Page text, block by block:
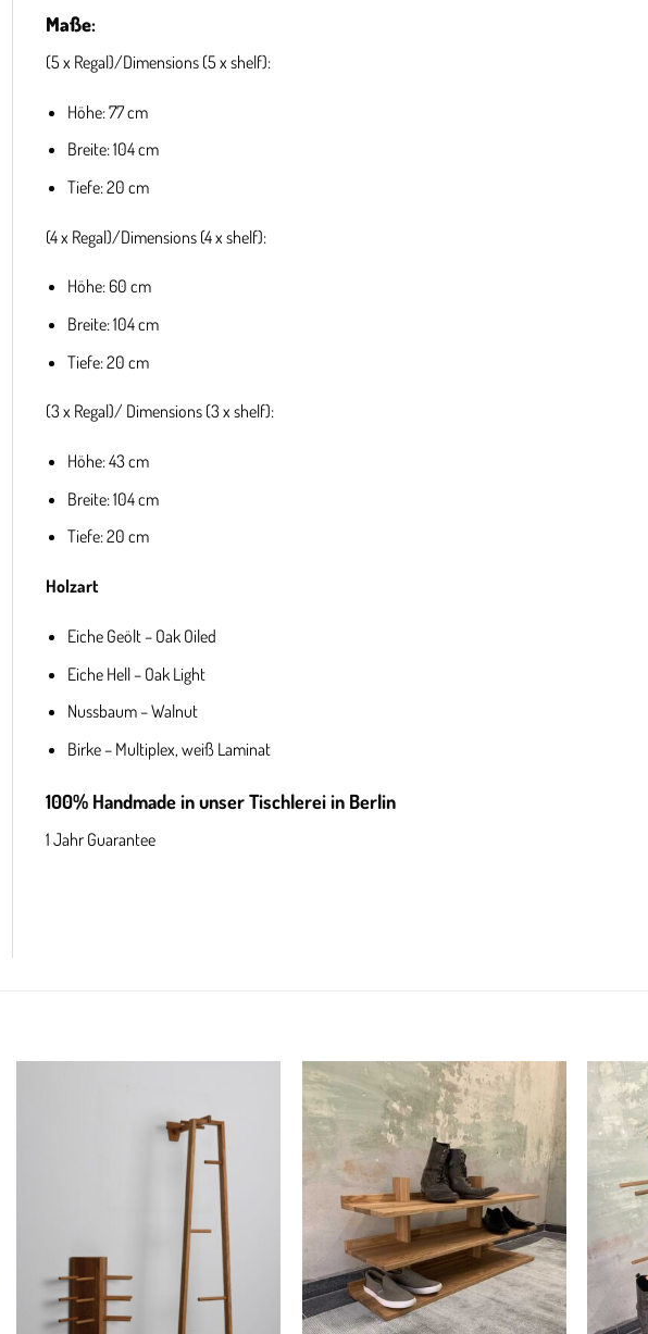
Maße:
(5 x Regal)/Dimensions (5 x shelf):
Höhe: 77 cm
Breite: 104 cm
Tiefe: 20 cm
(4 x Regal)/Dimensions (4 x shelf):
Höhe: 60 cm
Breite: 104 cm
Tiefe: 20 cm
(3 x Regal)/ Dimensions (3 x shelf):
Höhe: 43 cm
Breite: 104 cm
Tiefe: 20 cm
Holzart
Eiche Geölt – Oak Oiled
Eiche Hell – Oak Light
Nussbaum – Walnut
Birke – Multiplex, weiß Laminat
100% Handmade in unser Tischlerei in Berlin
1 Jahr Guarantee
Add to
wishlist